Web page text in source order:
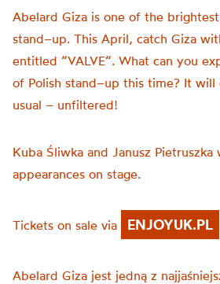
Abelard Giza is one of the brightest
stand–up. This April, catch Giza
entitled “VALVE“. What can you
of Polish stand–up this time? It will
usual – unfiltered!
Kuba Śliwka and Janusz Pietruszka
appearances on stage.
Tickets on sale via ENJOYUK.PL
Abelard Giza jest jedną z